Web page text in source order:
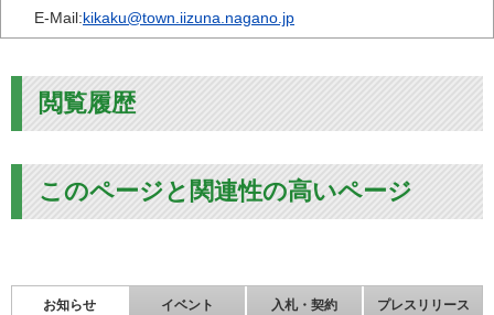
E-Mail:kikaku@town.iizuna.nagano.jp
閲覧履歴
このページと関連性の高いページ
お知らせ イベント 入札・契約 プレスリリース